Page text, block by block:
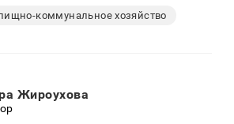
коммунальное хозяйство
Жироухова